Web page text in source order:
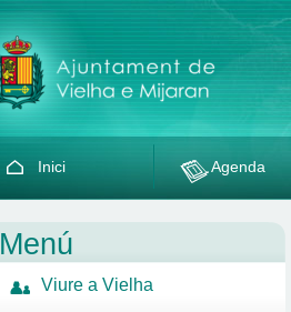
Inici Agenda
Menú
Viure a Vielha